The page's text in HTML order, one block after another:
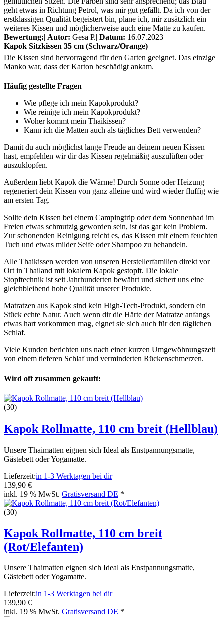
geht etwas in Richtung Petrol, was mir gut gefällt. Da ich von der
erstklassigen Qualität begeistert bin, plane ich, mir zusätzlich ein
weiteres Kissen und möglicherweise auch eine Matte zu kaufen.
Bewertung:| Autor: Gesa P.| Datum: 16.07.2023
Kapok Sitzkissen 35 cm (Schwarz/Orange)
Die Kissen sind hervorragend für den Garten geeignet. Das einzige
Manko war, dass der Karton beschädigt ankam.
Häufig gestellte Fragen
Wie pflege ich mein Kapokprodukt?
Wie reinige ich mein Kapokprodukt?
Woher kommt mein Thaikissen?
Kann ich die Matten auch als tägliches Bett verwenden?
Damit du auch möglichst lange Freude an deinem neuen Kissen
hast, empfehlen wir dir das Kissen regelmäßig auszulüften oder
auszuklopfen.
Außerdem liebt Kapok die Wärme! Durch Sonne oder Heizung
regeneriert dein Kissen von ganz alleine und wird wieder fluffig wie
am ersten Tag.
Sollte dein Kissen bei einem Campingtrip oder dem Sonnenbad im
Freien etwas schmutzig geworden sein, ist das gar kein Problem.
Zur schonenden Reinigung reicht es, das Kissen mit einem feuchten
Tuch und etwas milder Seife oder Shampoo zu behandeln.
Alle Thaikissen werden von unseren Herstellerfamilien direkt vor
Ort in Thailand mit lokalem Kapok gestopft. Die lokale
Stopftechnik ist seit Jahrhunderten bewährt und sichert uns eine
gleichbleibend hohe Qualität unserer Produkte.
Matratzen aus Kapok sind kein High-Tech-Produkt, sondern ein
Stück echte Natur. Auch wenn dir die Härte der Matratze anfangs
etwas hart vorkommen mag, eignet sie sich auch für den täglichen
Schlaf.
Viele Kunden berichten uns nach einer kurzen Umgewöhnungszeit
von einem tieferen Schlaf und verminderten Rückenschmerzen.
Wird oft zusammen gekauft:
(30)
Kapok Rollmatte, 110 cm breit (Hellblau)
Unsere Thaimatten eignen sich Ideal als Enstpannungsmatte,
Gästebett oder Yogamatte.
Lieferzeit:in 1-3 Werktagen bei dir
139,90 €
inkl. 19 % MwSt. Gratisversand DE *
(30)
Kapok Rollmatte, 110 cm breit
(Rot/Elefanten)
Unsere Thaimatten eignen sich Ideal als Enstpannungsmatte,
Gästebett oder Yogamatte.
Lieferzeit:in 1-3 Werktagen bei dir
139,90 €
inkl. 19 % MwSt. Gratisversand DE *